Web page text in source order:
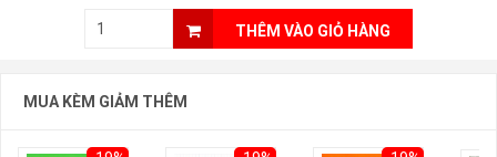
THÊM VÀO GIỎ HÀNG
MUA KÈM GIẢM THÊM